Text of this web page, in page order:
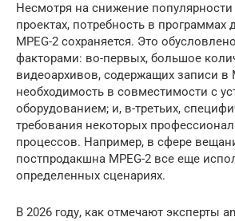
Несмотря на снижение
проектах, потребность в программах
MPEG-2 сохраняется. Это
факторами: во-первых, большое
видеоархивов, содержащих записи в
необходимость в совместимости с
оборудованием; и, в-третьих,
требования некоторых
процессов. Например, в сфере
постпродакшна MPEG-2 все еще
определенных сценариях.
В 2026 году, как отмечают эксперты